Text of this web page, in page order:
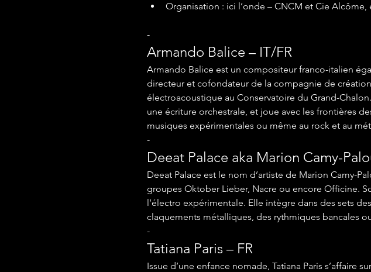
Organisation : ici l’onde – CNCM et Cie
-
Armando Balice – IT/FR
Armando Balice est un compositeur franco-italien
directeur et cofondateur de la compagnie de
électroacoustique au Conservatoire du Grand-
une écriture orchestrale, et joue avec les frontières
musiques expérimentales ou même au rock et au
-
Deeat Palace aka Marion Camy-
Deeat Palace est le nom d’artiste de Marion Camy-
groupes Oktober Lieber, Nacre ou encore Officine.
l’électro expérimentale. Elle intègre dans des sets
claquements métalliques, des rythmiques bancales
-
Tatiana Paris – FR
Issue d’une enfance nomade, Tatiana Paris s’affaire